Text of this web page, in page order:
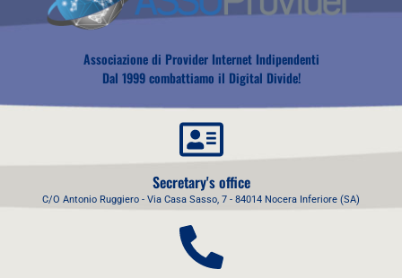
Associazione di Provider Internet Indipendenti
Dal 1999 combattiamo il Digital Divide!
Secretary's office
C/O Antonio Ruggiero - Via Casa Sasso, 7 - 84014 Nocera Inferiore (SA)